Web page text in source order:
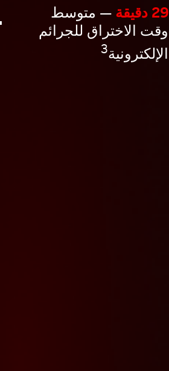
29 دقيقة
— متوسط
وقت الاختراق للجرائم
الإلكترونية3